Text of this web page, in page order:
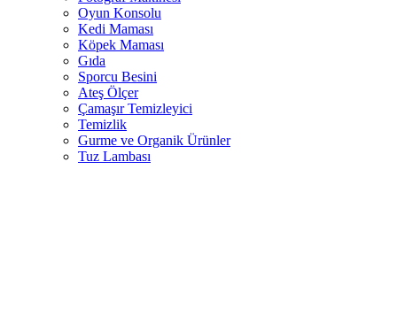
Oyun Konsolu
Kedi Maması
Köpek Maması
Gıda
Sporcu Besini
Ateş Ölçer
Çamaşır Temizleyici
Temizlik
Gurme ve Organik Ürünler
Tuz Lambası